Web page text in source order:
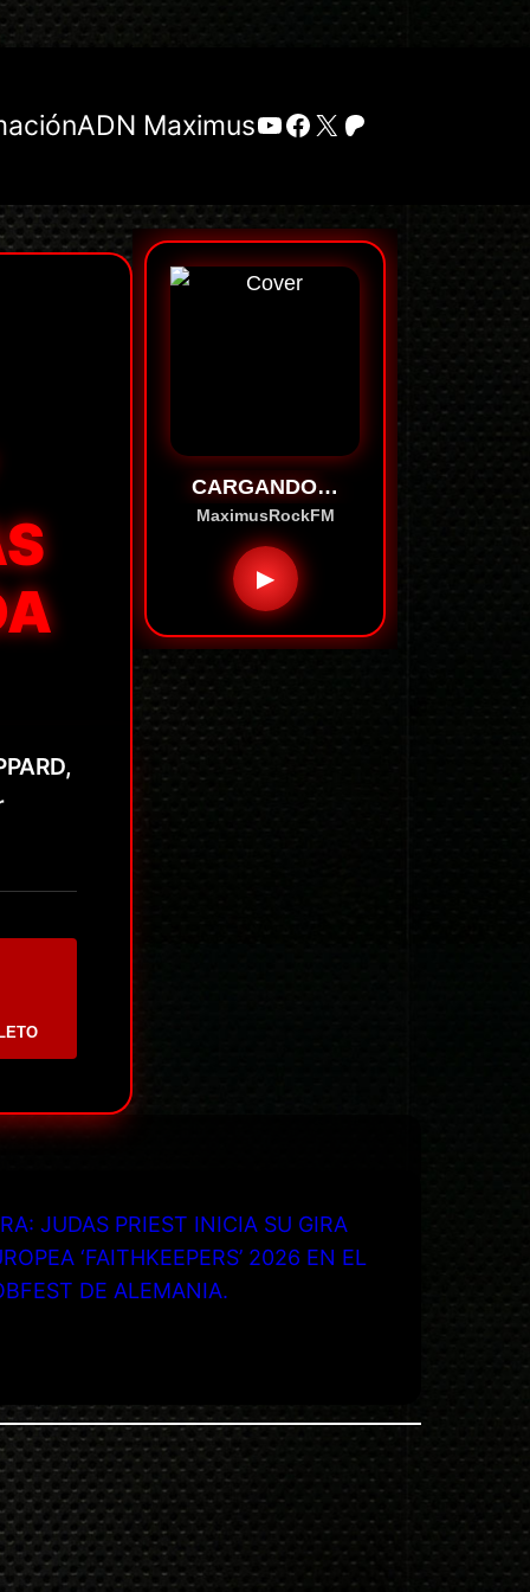
ADN MaximusYouTube
Facebook
X Patreon
CARGANDO…
MaximusRockFM
▶
JUDAS PRIEST INICIA SU GIRA
‘FAITHKEEPERS’ 2026 EN EL
DE ALEMANIA.